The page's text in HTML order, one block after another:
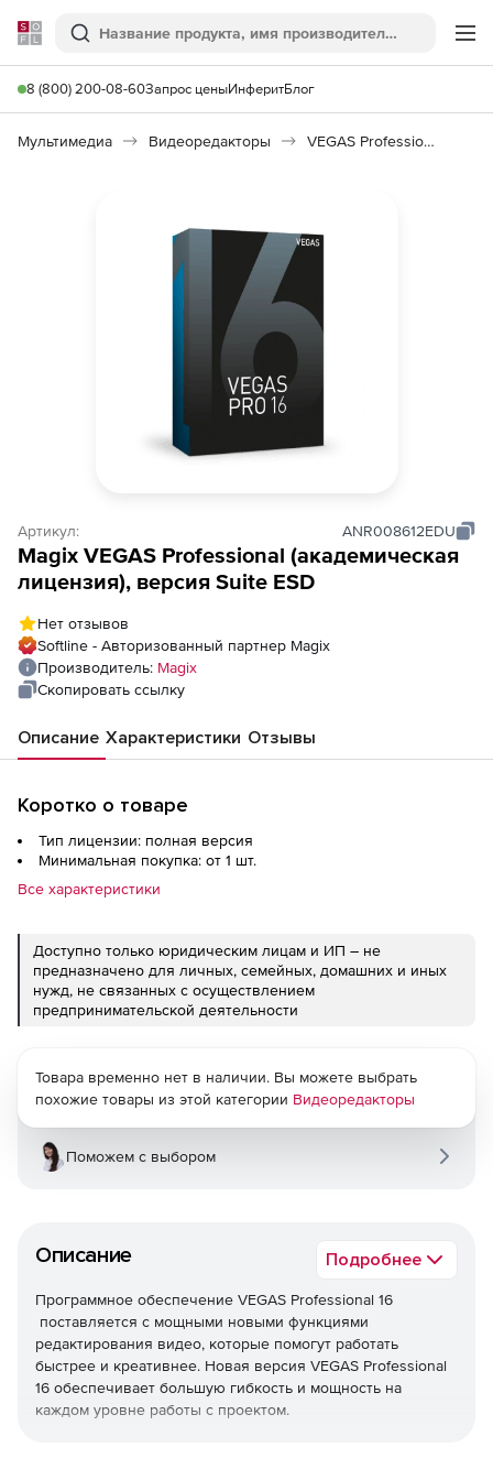
Softline
Поиск
8 (800) 200-08-60Запрос ценыИнферитБлог
Мультимедиа Видеоредакторы VEGAS Professional
Артикул: ANR008612EDU
Magix VEGAS Professional (академическая
лицензия), версия Suite ESD
Нет отзывов
Softline - Авторизованный партнер Magix
Производитель: Magix
Скопировать ссылку
Описание Характеристики Отзывы
Коротко о товаре
Тип лицензии: полная версия
Минимальная покупка: от 1 шт.
Все характеристики
Доступно только юридическим лицам и ИП – не
предназначено для личных, семейных, домашних и иных
нужд, не связанных с осуществлением
предпринимательской деятельности
Описание Подробнее
Программное обеспечение VEGAS Professional 16
поставляется с мощными новыми функциями
редактирования видео, которые помогут работать
быстрее и креативнее. Новая версия VEGAS Professional
16 обеспечивает большую гибкость и мощность на
каждом уровне работы с проектом.
Товара временно нет в наличии. Вы можете выбрать
похожие товары из этой категории Видеоредакторы
Поможем с выбором